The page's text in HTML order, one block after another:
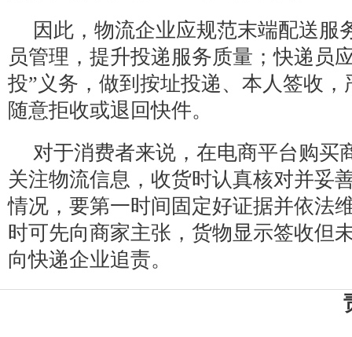
因此，物流企业应规范末端配送服
员管理，提升投递服务质量；快递员
投”义务，做到按址投递、本人签收
随意拒收或退回快件。
对于消费者来说，在电商平台购买
关注物流信息，收货时认真核对并妥
情况，要第一时间固定好证据并依法
时可先向商家主张，货物显示签收但
向快递企业追责。